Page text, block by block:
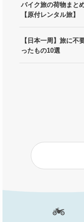
バイク旅の荷物まと
【原付レンタル旅】
【日本一周】旅に不
ったもの10選